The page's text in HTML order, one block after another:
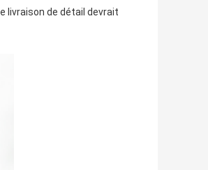
livraison de détail devrait